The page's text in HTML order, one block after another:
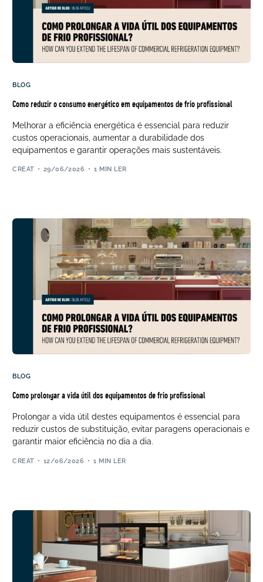
BLOG
Como reduzir o consumo energético em equipamentos de frio profissional
Melhorar a eficiência energética é essencial para reduzir
custos operacionais, aumentar a durabilidade dos
equipamentos e garantir operações mais sustentáveis.
CREAT 29/06/2026 1 MIN LER
BLOG
Como prolongar a vida útil dos equipamentos de frio profissional
Prolongar a vida útil destes equipamentos é essencial para
reduzir custos de substituição, evitar paragens operacionais e
garantir maior eficiência no dia a dia.
CREAT 12/06/2026 1 MIN LER